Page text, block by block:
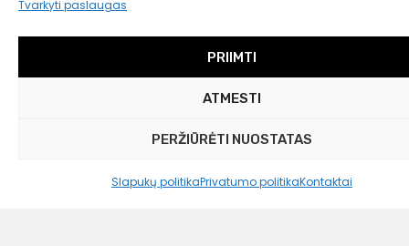
Tvarkyti paslaugas
PRIIMTI
ATMESTI
PERŽIŪRĖTI NUOSTATAS
Slapukų politikaPrivatumo politikaKontaktai